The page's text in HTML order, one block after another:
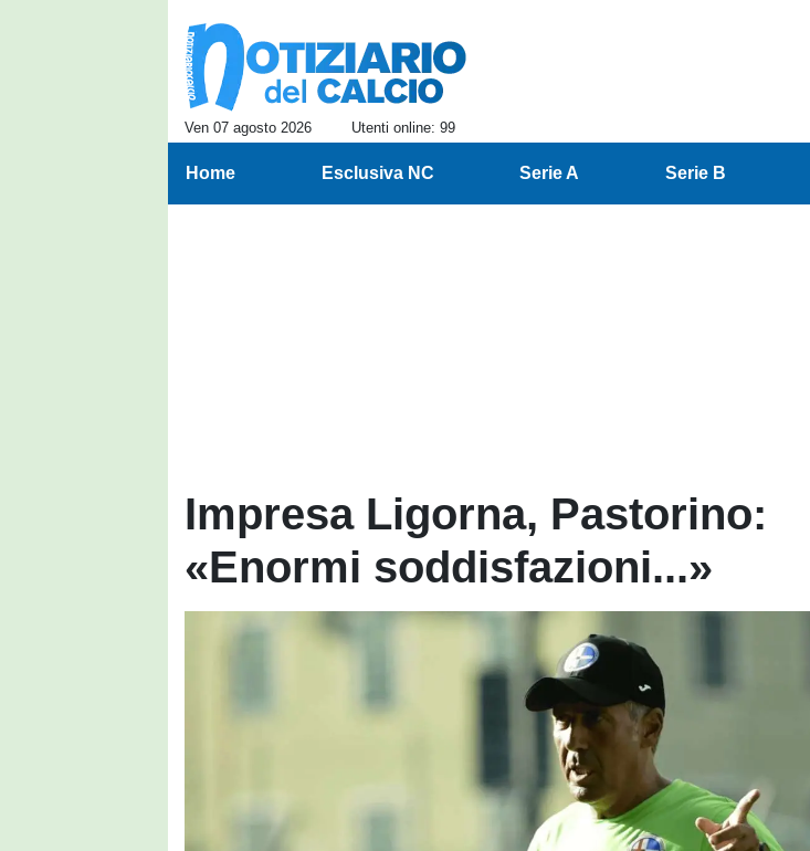
Ven 07 agosto 2026 Utenti online: 99
Home Esclusiva NC Serie A Serie B
Impresa Ligorna, Pastorino:
«Enormi soddisfazioni...»